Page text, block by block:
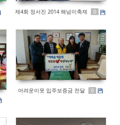
제4회 정서진 2014 해넘이축제 0
어려운이웃 입주보증금 전달 0